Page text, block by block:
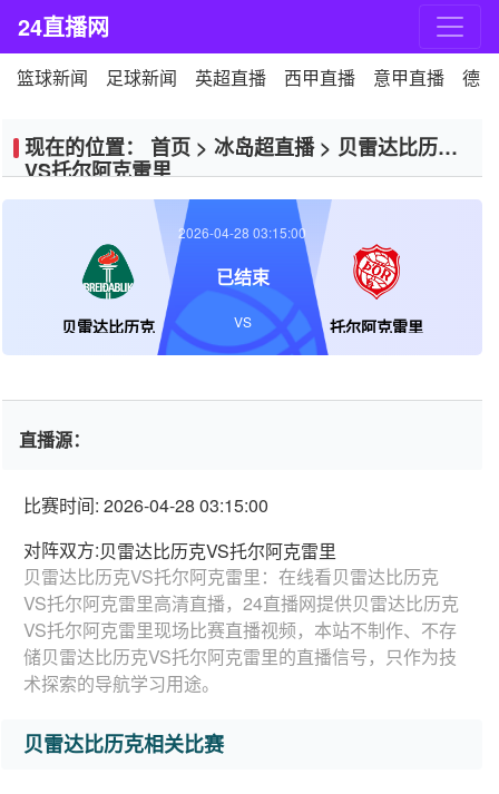
24直播网
篮球新闻 足球新闻 英超直播 西甲直播 意甲直播 德
现在的位置： 首页 > 冰岛超直播> 贝雷达比历克
VS托尔阿克雷里
贝雷达比历克 托尔阿克雷里
2026-04-28 03:15:00
已结束
VS
直播源：
比赛时间: 2026-04-28 03:15:00
对阵双方:贝雷达比历克VS托尔阿克雷里
贝雷达比历克VS托尔阿克雷里：在线看贝雷达比历克
VS托尔阿克雷里高清直播，24直播网提供贝雷达比历克
VS托尔阿克雷里现场比赛直播视频，本站不制作、不存
储贝雷达比历克VS托尔阿克雷里的直播信号，只作为技
术探索的导航学习用途。
贝雷达比历克相关比赛